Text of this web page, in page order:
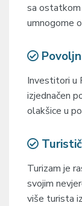
sa ostatkom
umnogome
Investitori u
izjednačen
olakšice u
Turizam je
svojim
više turista